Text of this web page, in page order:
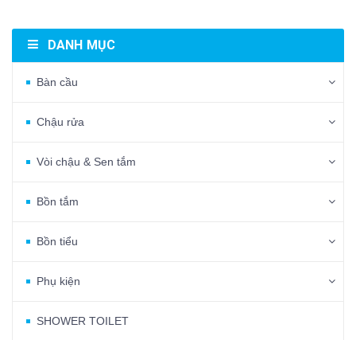
DANH MỤC
Bàn cầu
Chậu rửa
Vòi chậu & Sen tắm
Bồn tắm
Bồn tiểu
Phụ kiện
SHOWER TOILET